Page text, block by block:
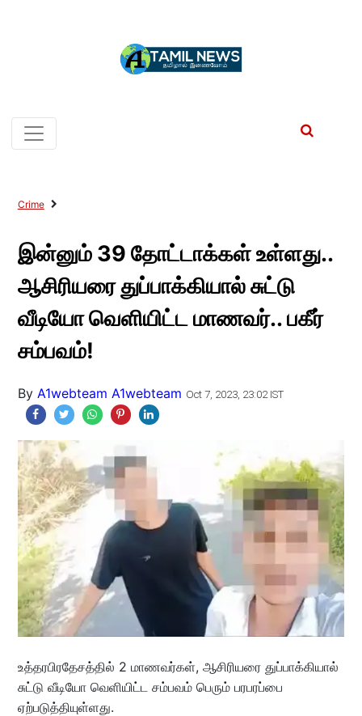
Crime
இன்னும் 39 தோட்டாக்கள் உள்ளது..
ஆசிரியரை துப்பாக்கியால் சுட்டு
வீடியோ வெளியிட்ட மாணவர்.. பகீர்
சம்பவம்!
By A1webteam A1webteam Oct 7, 2023, 23:02 IST
உத்தரபிரதேசத்தில் 2 மாணவர்கள், ஆசிரியரை துப்பாக்கியால்
சுட்டு வீடியோ வெளியிட்ட சம்பவம் பெரும் பரபரப்பை
ஏற்படுத்தியுள்ளது.